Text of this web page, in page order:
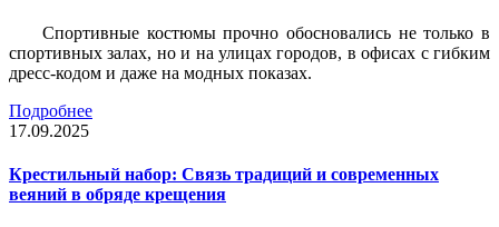
Спортивные костюмы прочно обосновались не только в
спортивных залах, но и на улицах городов, в офисах с гибким
дресс-кодом и даже на модных показах.
Подробнее
17.09.2025
Крестильный набор: Связь традиций и современных
веяний в обряде крещения